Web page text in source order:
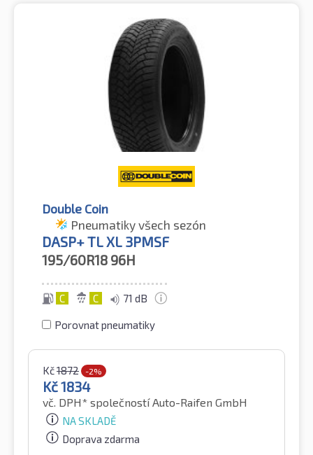
Double Coin
Pneumatiky všech sezón
DASP+ TL XL 3PMSF
195/60R18 96H
C C 71 dB
Porovnat pneumatiky
Kč1872 -2%
Kč1834
vč. DPH* společností Auto-Raifen GmbH
NA SKLADĚ
Doprava zdarma